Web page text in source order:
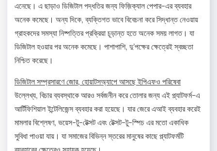
এনেছে। এ ছাড়াও ডিজিটাল পদ্ধতির জন্য ফিজ়িক্যাল পেপার-এর ব্যবহার
অনেক কমেছে। অন্য দিকে, ব্যক্তিগত ভাবে বিবেচনা করে সিদ্ধান্ত নেওয়ায়
গ্রাহকদের সমস্যা নিষ্পত্তির প্রক্রিয়া চূড়ান্ত হতে অনেক সময় লাগত। যা
ডিজিটাল হওয়ার পর অনেক কমেছে। পাশাপাশি, দু’পক্ষের ক্ষেত্রেই স্বচ্ছতা
নিশ্চিত করেছে।
ডিজিটাল সম্প্রসারণে জোর, হোয়াটসঅ্যাপে আসছে ইপিএফও পরিষেবা
উল্লেখ্য, বিচার ব্যবস্থাকে আরও সর্বজনীন করে তোলার জন্য এই প্ল্যাটফর্ম-এ
আর্টিফিশিয়াল ইন্টেলিজেন্স ব্যবহার করা হয়েছে। যার জেরে এআই ব্যবহার করেই
মামলার বিশ্লেষণ, ভয়েস-টু-টেক্সট এবং টেক্সট-টু-স্পিচ এর মতো একাধিক
সুবিধা পাওয়া যায়। যা সমাজের বিভিন্ন স্তরের মানুষের কাছে প্ল্যাটফর্মটি